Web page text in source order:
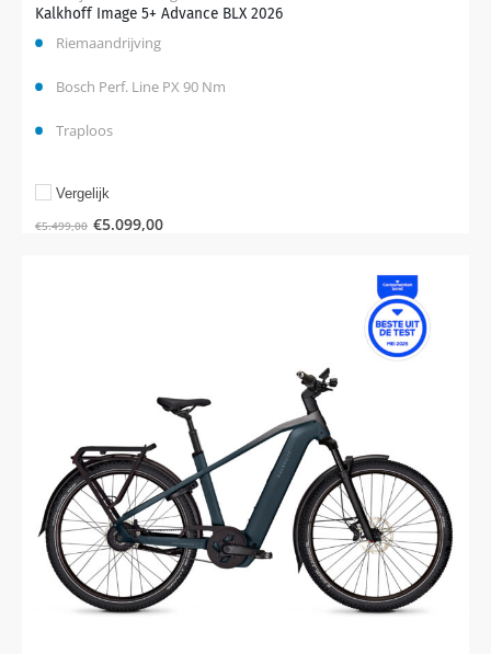
Kalkhoff Image 5+ Advance BLX 2026
Riemaandrijving
Bosch Perf. Line PX 90 Nm
Traploos
€5.499,00 €5.099,00
Vergelijk